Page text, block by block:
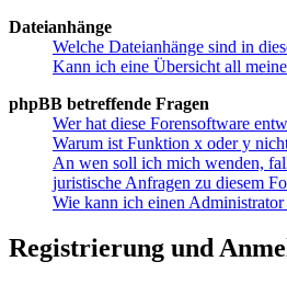
Dateianhänge
Welche Dateianhänge sind in
Kann ich eine Übersicht all
phpBB betreffende Fragen
Wer hat diese Forensoftware
Warum ist Funktion x oder y
An wen soll ich mich wenden,
juristische Anfragen zu diesem
Wie kann ich einen
Registrierung und